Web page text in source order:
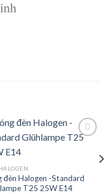
đèn Halogen -Standard
T25 25W E14